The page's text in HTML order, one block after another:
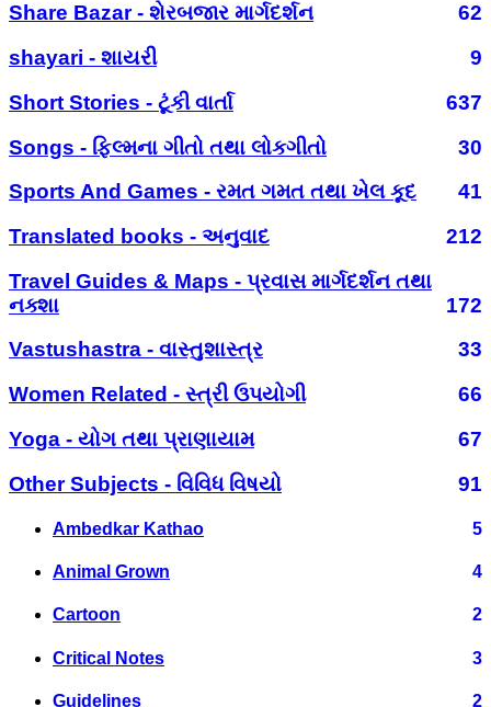
Share Bazar - શેરબજાર માર્ગદર્શન
62
shayari - શાયરી
9
Short Stories - ટૂંકી વાર્તા
637
Songs - ફિલ્મના ગીતો તથા લોકગીતો
30
Sports And Games - રમત ગમત તથા ખેલ કૂદ
41
Translated books - અનુવાદ
212
Travel Guides & Maps - પ્રવાસ માર્ગદર્શન તથા
નક્શા
172
Vastushastra - વાસ્તુશાસ્ત્ર
33
Women Related - સ્ત્રી ઉપયોગી
66
Yoga - યોગ તથા પ્રાણાયામ
67
Other Subjects - વિવિધ વિષયો
91
Ambedkar Kathao 5
Animal Grown 4
Cartoon 2
Critical Notes 3
Guidelines 2